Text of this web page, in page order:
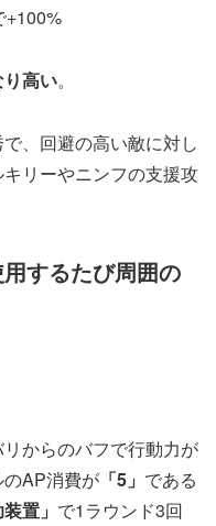
+100%
高い。
、回避の高い敵に対し
リーやニンフの支援攻
するたび周囲の
からのバフで行動力が
AP消費が 「5」 である
置」 で1ラウンド3回